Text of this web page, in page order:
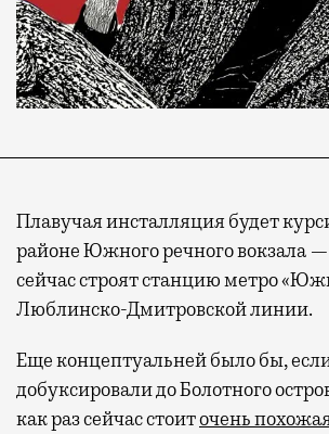
Плавучая инсталляция будет
районе Южного речного вокзала —
сейчас строят станцию метро
Люблинско-Дмитровской линии.
Еще концептуальней было бы,
добуксировали до Болотного
как раз сейчас стоиточень